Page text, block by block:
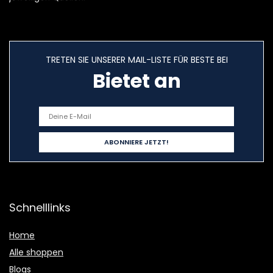
TRETEN SIE UNSERER MAIL-LISTE FÜR BESTE BEI
Bietet an
Schnelllinks
Home
Alle shoppen
Blogs